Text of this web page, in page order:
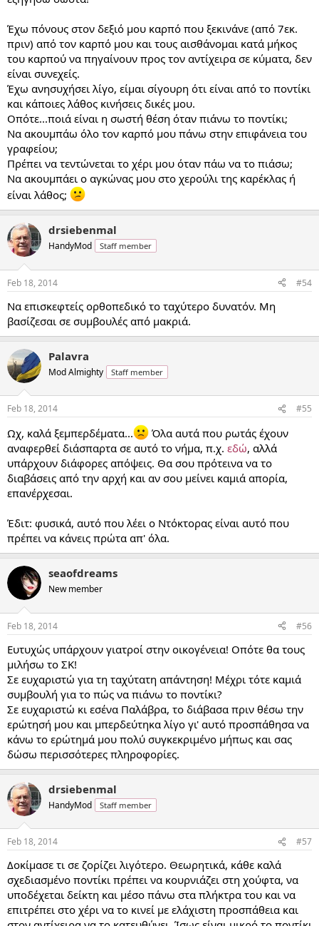
Έχω πόνους στον δεξιό μου καρπό που ξεκινάνε (από 7εκ.
πριν) από τον καρπό μου και τους αισθάνομαι κατά μήκος
του καρπού να πηγαίνουν προς τον αντίχειρα σε κύματα, δεν
είναι συνεχείς.
Έχω ανησυχήσει λίγο, είμαι σίγουρη ότι είναι από το ποντίκι
και κάποιες λάθος κινήσεις δικές μου.
Οπότε...ποιά είναι η σωστή θέση όταν πιάνω το ποντίκι;
Να ακουμπάω όλο τον καρπό μου πάνω στην επιφάνεια του
γραφείου;
Πρέπει να τεντώνεται το χέρι μου όταν πάω να το πιάσω;
Να ακουμπάει ο αγκώνας μου στο χερούλι της καρέκλας ή
είναι λάθος;
drsiebenmal
HandyMod Staff member
Feb 18, 2014 #54
Να επισκεφτείς ορθοπεδικό το ταχύτερο δυνατόν. Μη
βασίζεσαι σε συμβουλές από μακριά.
Palavra
Mod Almighty Staff member
Feb 18, 2014 #55
Ωχ, καλά ξεμπερδέματα...
Όλα αυτά που ρωτάς έχουν
αναφερθεί διάσπαρτα σε αυτό το νήμα, π.χ. εδώ, αλλά
υπάρχουν διάφορες απόψεις. Θα σου πρότεινα να το
διαβάσεις από την αρχή και αν σου μείνει καμιά απορία,
επανέρχεσαι.
Έδιτ: φυσικά, αυτό που λέει ο Ντόκτορας είναι αυτό που
πρέπει να κάνεις πρώτα απ' όλα.
seaofdreams
New member
Feb 18, 2014 #56
Ευτυχώς υπάρχουν γιατροί στην οικογένεια! Οπότε θα τους
μιλήσω το ΣΚ!
Σε ευχαριστώ για τη ταχύτατη απάντηση! Μέχρι τότε καμιά
συμβουλή για το πώς να πιάνω το ποντίκι?
Σε ευχαριστώ κι εσένα Παλάβρα, το διάβασα πριν θέσω την
ερώτησή μου και μπερδεύτηκα λίγο γι' αυτό προσπάθησα να
κάνω το ερώτημά μου πολύ συγκεκριμένο μήπως και σας
δώσω περισσότερες πληροφορίες.
drsiebenmal
HandyMod Staff member
Feb 18, 2014 #57
Δοκίμασε τι σε ζορίζει λιγότερο. Θεωρητικά, κάθε καλά
σχεδιασμένο ποντίκι πρέπει να κουρνιάζει στη χούφτα, να
υποδέχεται δείκτη και μέσο πάνω στα πλήκτρα του και να
επιτρέπει στο χέρι να το κινεί με ελάχιστη προσπάθεια και